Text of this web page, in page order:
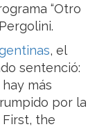
“Otro
, el
sentenció:
más
por la
First, the